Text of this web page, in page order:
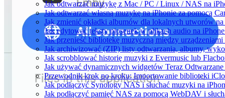
Jak odtwarzać muzykę z Mac / PC / Linux / NAS na
Jak odtwarzać własną muzykę na iPhonie za pomocą
Jak zmienić okładki albumów dla lokalnych utworów
Jak edytować teksty piosenek w plikach audio na
Jak przenieść bibliotekę muzyczną między
Jak archiwizować (ZIP) listy odtwarzania, albumy,
Jak scrobblować historię muzyki z Evermusic lub
Jak używać dynamicznych widgetów Teraz
Przewodnik krok po kroku: Importowanie biblioteki
Jak podłączyć Synology NAS i słuchać muzyki na
Jak podłączyć pamięć NAS za pomocą WebDAV i